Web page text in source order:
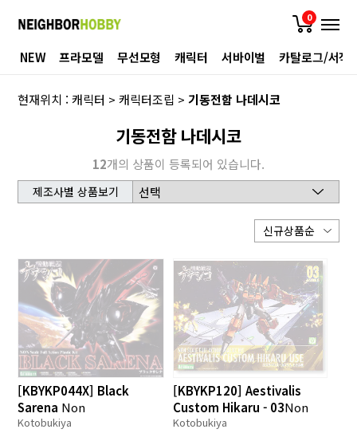
0
NEW 프라모델 무선모형 캐릭터 서바이벌 카탈로그/서적
현재위치 :캐릭터 >캐릭터조립 >기동전함 나데시코
기동전함 나데시코
12개의 상품이 등록되어 있습니다.
제조사별 상품보기
[KBYKP044X] Black
Sarena Non
Kotobukiya
[KBYKP120] Aestivalis
Custom Hikaru - 03Non
Kotobukiya